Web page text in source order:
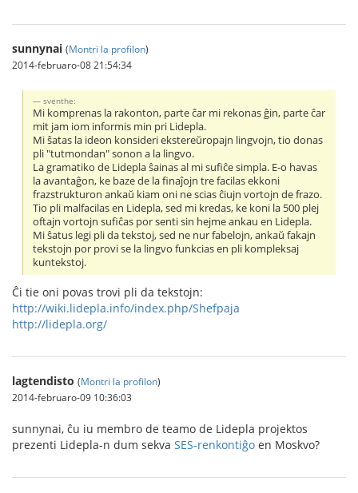
sunnynai (Montri la profilon)
2014-februaro-08 21:54:34
sventhe:
Mi komprenas la rakonton, parte ĉar mi rekonas ĝin, parte ĉar
mit jam iom informis min pri Lidepla.
Mi ŝatas la ideon konsideri ekstereŭropajn lingvojn, tio donas
pli "tutmondan" sonon a la lingvo.
La gramatiko de Lidepla ŝainas al mi sufiĉe simpla. E-o havas
la avantaĝon, ke baze de la finaĵojn tre facilas ekkoni
frazstrukturon ankaŭ kiam oni ne scias ĉiujn vortojn de frazo.
Tio pli malfacilas en Lidepla, sed mi kredas, ke koni la 500 plej
oftajn vortojn sufiĉas por senti sin hejme ankau en Lidepla.
Mi ŝatus legi pli da tekstoj, sed ne nur fabelojn, ankaŭ fakajn
tekstojn por provi se la lingvo funkcias en pli kompleksaj
kuntekstoj.
Ĉi tie oni povas trovi pli da tekstojn:
http://wiki.lidepla.info/index.php/Shefpaja
http://lidepla.org/
lagtendisto (Montri la profilon)
2014-februaro-09 10:36:03
sunnynai, ĉu iu membro de teamo de Lidepla projektos
prezenti Lidepla-n dum sekva SES-renkontiĝo en Moskvo?